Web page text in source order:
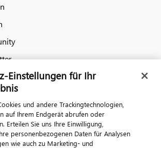
Kontaktieren Sie uns
Einstellungen für Ihr
und andere Trackingtechnologien,
auf Ihrem Endgerät abrufen oder
Erteilen Sie uns Ihre Einwilligung,
personenbezogenen Daten für Analysen
wie auch zu Marketing- und